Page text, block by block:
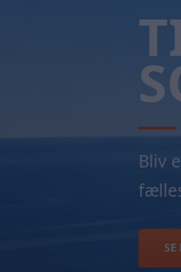
Bliv
SE